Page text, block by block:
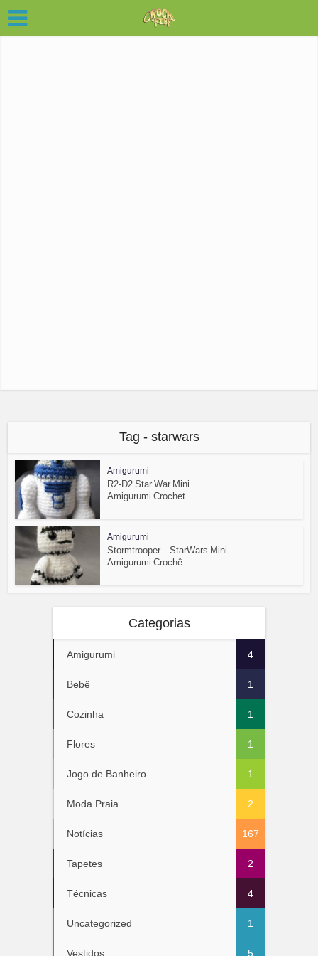
Tag - starwars
Amigurumi
R2-D2 Star War Mini
Amigurumi Crochet
Amigurumi
Stormtrooper – StarWars Mini
Amigurumi Crochê
Categorias
Amigurumi 4
Bebê 1
Cozinha 1
Flores 1
Jogo de Banheiro 1
Moda Praia 2
Notícias 167
Tapetes 2
Técnicas 4
Uncategorized 1
Vestidos 5